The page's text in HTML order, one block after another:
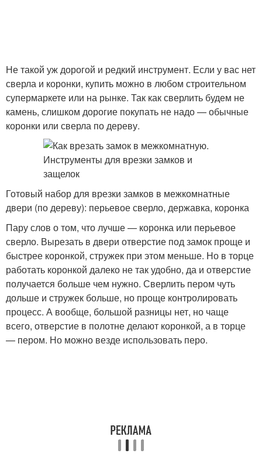
Не такой уж дорогой и редкий инструмент. Если у вас нет
сверла и коронки, купить можно в любом строительном
супермаркете или на рынке. Так как сверлить будем не
камень, слишком дорогие покупать не надо — обычные
коронки или сверла по дереву.
Готовый набор для врезки замков в межкомнатные
двери (по дереву): перьевое сверло, державка, коронка
Пару слов о том, что лучше — коронка или перьевое
сверло. Вырезать в двери отверстие под замок проще и
быстрее коронкой, стружек при этом меньше. Но в торце
работать коронкой далеко не так удобно, да и отверстие
получается больше чем нужно. Сверлить пером чуть
дольше и стружек больше, но проще контролировать
процесс. А вообще, большой разницы нет, но чаще
всего, отверстие в полотне делают коронкой, а в торце
— пером. Но можно везде использовать перо.